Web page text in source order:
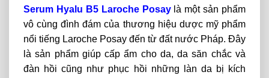
Serum Hyalu B5 Laroche Posaylà một sản phẩm
vô cùng đình đám của thương hiệu dược mỹ phẩm
nổi tiếng Laroche Posay đến từ đất nước Pháp. Đây
là sản phẩm giúp cấp ẩm cho da, da săn chắc và
đàn hồi cũng như phục hồi những làn da bị kích